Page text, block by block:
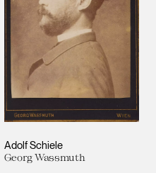
Adolf Schiele
Georg Wassmuth